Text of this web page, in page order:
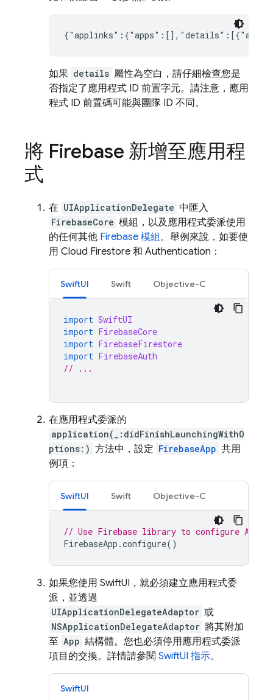
如果 details 屬性為空白，請仔細檢查您是
否指定了應用程式 ID 前置字元。請注意，應用
程式 ID 前置碼可能與團隊 ID 不同。
將 Firebase 新增至應用程
式
在 UIApplicationDelegate 中匯入
FirebaseCore 模組，以及應用程式委派使用
的任何其他 Firebase 模組。舉例來說，如要使
用 Cloud Firestore 和 Authentication ：
SwiftUI Swift Objective-C
import SwiftUI
import FirebaseCore
import FirebaseFirestore
import FirebaseAuth
// ...
在應用程式委派的
application(_:didFinishLaunchingWithO
ptions:) 方法中，設定 FirebaseApp 共用
例項：
SwiftUI Swift Objective-C
// Use Firebase library to configure APIs
FirebaseApp .configure()
如果您使用 SwiftUI，就必須建立應用程式委
派，並透過
UIApplicationDelegateAdaptor 或
NSApplicationDelegateAdaptor 將其附加
至 App 結構體。您也必須停用應用程式委派
項目的交換。詳情請參閱 SwiftUI 指示。
SwiftUI